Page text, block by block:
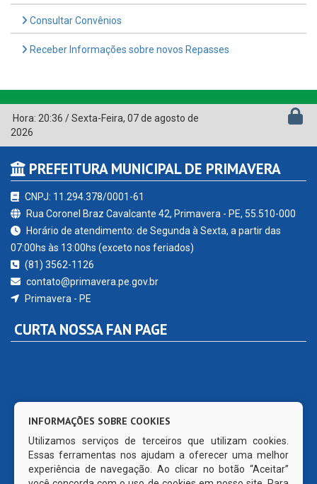
Consultar Convênios
Receber Informações sobre novos Repasses
Hora: 20:36 /Sexta-Feira, 07 de agosto de
2026
PREFEITURA MUNICIPAL DE PRIMAVERA
CNPJ: 11.294.378/0001-61
Rua Coronel Braz Cavalcante 42, Primavera - PE, 55.510-000
Horário de atendimento: de Segunda à Sexta, a partir das
07:00hs às 13:00hs (exceto nos feriados)
(81) 3562-1126
contato@primavera.pe.gov.br
Primavera - PE
CURTA NOSSA FAN PAGE
INFORMAÇÕES SOBRE COOKIES
Utilizamos serviços de terceiros que utilizam cookies.
Essas ferramentas nos ajudam a oferecer uma melhor
experiência de navegação. Ao clicar no botão “Aceitar”